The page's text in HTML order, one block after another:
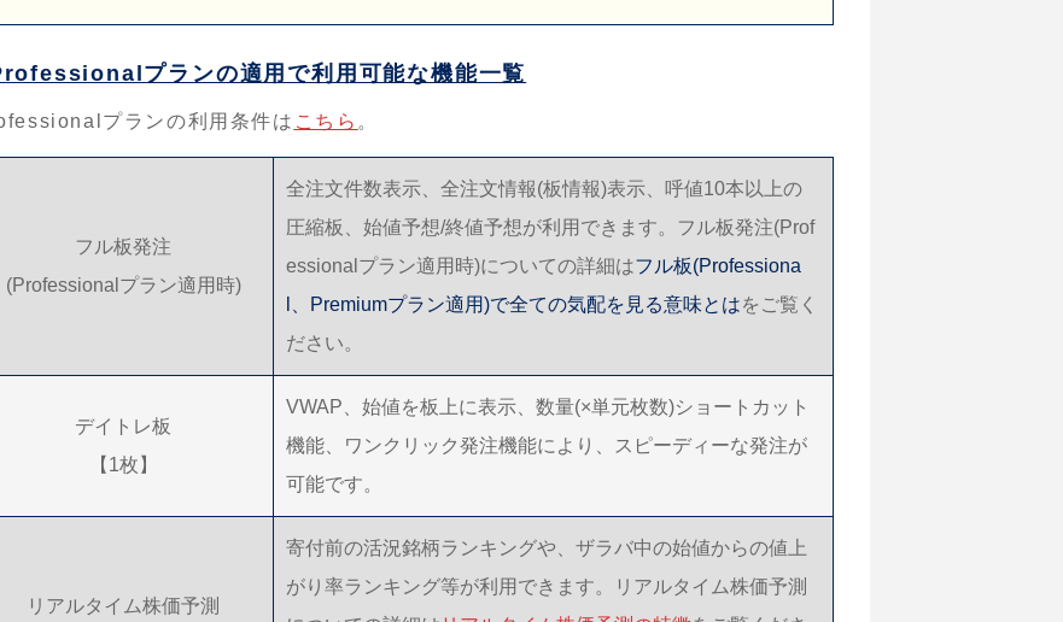
プランの適用で利用可能な機能一覧
プランの利用条件は こちら 。
フル板発注
(Professionalプラン適用時)
全注文件数表示、全注文情報(板情報)表示、呼値10本以上の
圧縮板、始値予想/終値予想が利用できます。フル板発注(Prof
essionalプラン適用時)についての詳細はフル板(Professiona
l、Premiumプラン適用)で全ての気配を見る意味とはをご覧く
ださい。
デイトレ板
【1枚】
VWAP、始値を板上に表示、数量(×単元枚数)ショートカット
機能、ワンクリック発注機能により、スピーディーな発注が
可能です。
リアルタイム株価予測
寄付前の活況銘柄ランキングや、ザラバ中の始値からの値上
がり率ランキング等が利用できます。リアルタイム株価予測